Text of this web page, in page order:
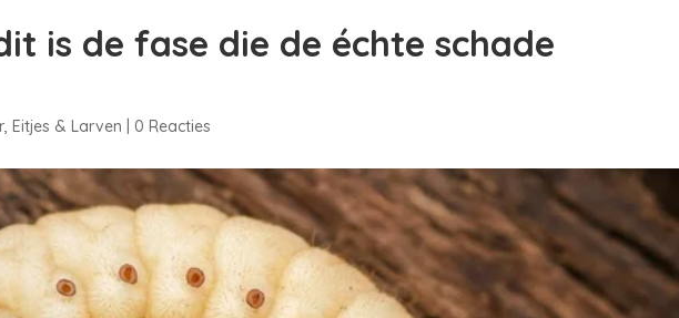
is de fase die de échte schade
,Eitjes & Larven 0 Reacties